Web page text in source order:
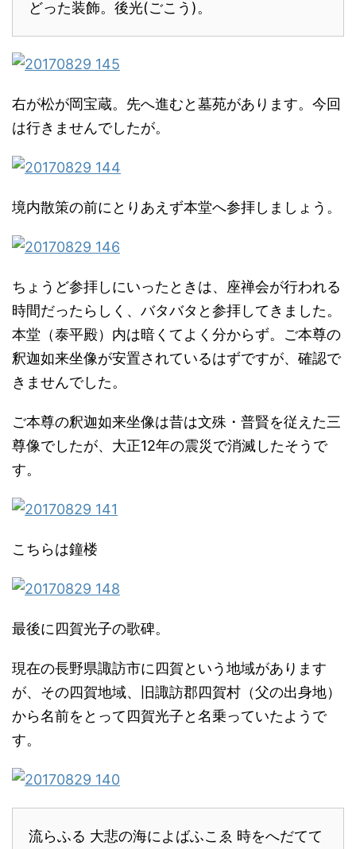
どった装飾。後光(ごこう)。
右が松が岡宝蔵。先へ進むと墓苑があります。今回
は行きませんでしたが。
境内散策の前にとりあえず本堂へ参拝しましょう。
ちょうど参拝しにいったときは、座禅会が行われる
時間だったらしく、バタバタと参拝してきました。
本堂（泰平殿）内は暗くてよく分からず。ご本尊の
釈迦如来坐像が安置されているはずですが、確認で
きませんでした。
ご本尊の釈迦如来坐像は昔は文殊・普賢を従えた三
尊像でしたが、大正12年の震災で消滅したそうで
す。
こちらは鐘楼
最後に四賀光子の歌碑。
現在の長野県諏訪市に四賀という地域があります
が、その四賀地域、旧諏訪郡四賀村（父の出身地）
から名前をとって四賀光子と名乗っていたようで
す。
流らふる 大悲の海によばふこゑ 時をへだてて